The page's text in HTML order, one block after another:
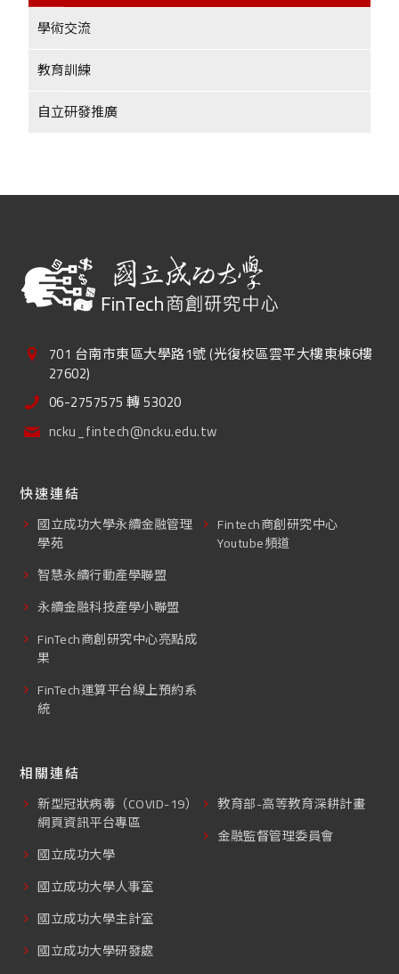
學術交流
教育訓練
自立研發推廣
701 台南市東區大學路1號 (光復校區雲平大樓東棟6樓
27602)
06-2757575 轉 53020
ncku_fintech@ncku.edu.tw
快速連結
國立成功大學永續金融管理
學苑
智慧永續行動產學聯盟
永續金融科技產學小聯盟
FinTech商創研究中心亮點成
果
FinTech運算平台線上預約系
統
Fintech商創研究中心
Youtube頻道
相關連結
新型冠狀病毒（COVID-19）
網頁資訊平台專區
國立成功大學
國立成功大學人事室
國立成功大學主計室
國立成功大學研發處
教育部-高等教育深耕計畫
金融監督管理委員會